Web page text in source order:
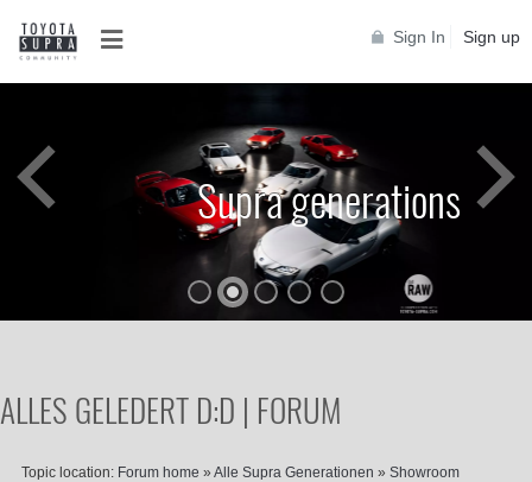
Sign In Sign up
Supra generations
ALLES GELEDERT D:D | FORUM
Topic location: Forum home » Alle Supra Generationen » Showroom